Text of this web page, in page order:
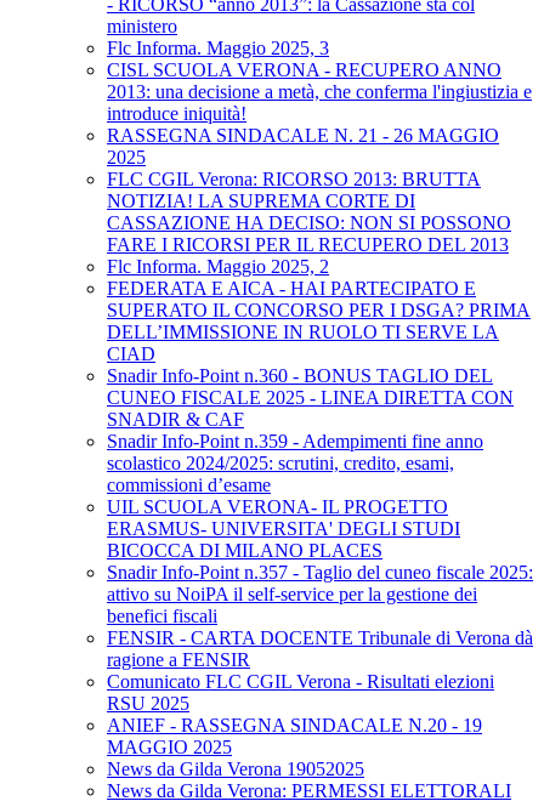
- RICORSO “anno 2013”: la Cassazione sta col
ministero
Flc Informa. Maggio 2025, 3
CISL SCUOLA VERONA - RECUPERO ANNO
2013: una decisione a metà, che conferma l'ingiustizia e
introduce iniquità!
RASSEGNA SINDACALE N. 21 - 26 MAGGIO
2025
FLC CGIL Verona: RICORSO 2013: BRUTTA
NOTIZIA! LA SUPREMA CORTE DI
CASSAZIONE HA DECISO: NON SI POSSONO
FARE I RICORSI PER IL RECUPERO DEL 2013
Flc Informa. Maggio 2025, 2
FEDERATA E AICA - HAI PARTECIPATO E
SUPERATO IL CONCORSO PER I DSGA? PRIMA
DELL’IMMISSIONE IN RUOLO TI SERVE LA
CIAD
Snadir Info-Point n.360 - BONUS TAGLIO DEL
CUNEO FISCALE 2025 - LINEA DIRETTA CON
SNADIR & CAF
Snadir Info-Point n.359 - Adempimenti fine anno
scolastico 2024/2025: scrutini, credito, esami,
commissioni d’esame
UIL SCUOLA VERONA- IL PROGETTO
ERASMUS- UNIVERSITA' DEGLI STUDI
BICOCCA DI MILANO PLACES
Snadir Info-Point n.357 - Taglio del cuneo fiscale 2025:
attivo su NoiPA il self-service per la gestione dei
benefici fiscali
FENSIR - CARTA DOCENTE Tribunale di Verona dà
ragione a FENSIR
Comunicato FLC CGIL Verona - Risultati elezioni
RSU 2025
ANIEF - RASSEGNA SINDACALE N.20 - 19
MAGGIO 2025
News da Gilda Verona 19052025
News da Gilda Verona: PERMESSI ELETTORALI